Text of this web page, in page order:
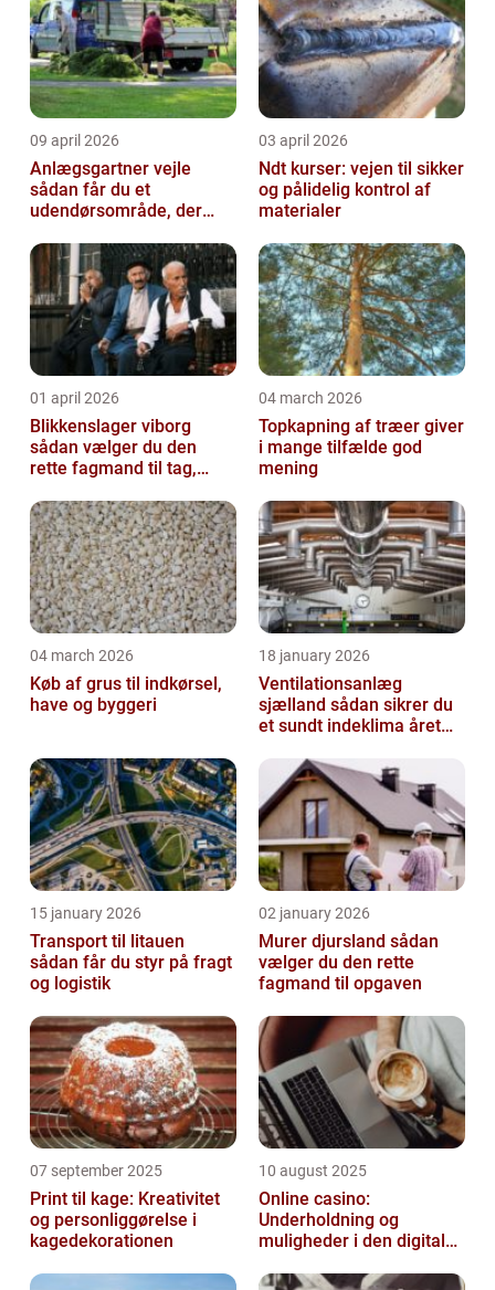
09 april 2026
Anlægsgartner vejle
sådan får du et
udendørsområde, der
03 april 2026
Ndt kurser: vejen til sikker
og pålidelig kontrol af
materialer
01 april 2026
Blikkenslager viborg
sådan vælger du den
rette fagmand til tag,
04 march 2026
Topkapning af træer giver
i mange tilfælde god
mening
04 march 2026
Køb af grus til indkørsel,
have og byggeri
18 january 2026
Ventilationsanlæg
sjælland sådan sikrer du
et sundt indeklima året
15 january 2026
Transport til litauen
sådan får du styr på fragt
og logistik
02 january 2026
Murer djursland sådan
vælger du den rette
fagmand til opgaven
07 september 2025
Print til kage: Kreativitet
og personliggørelse i
kagedekorationen
10 august 2025
Online casino:
Underholdning og
muligheder i den digitale